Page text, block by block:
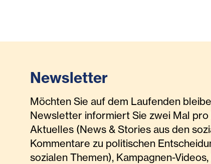
Newsletter
Möchten Sie auf dem Laufenden
Newsletter informiert Sie zwei Mal
Aktuelles (News & Stories aus den
Kommentare zu politischen
sozialen Themen), Kampagnen-